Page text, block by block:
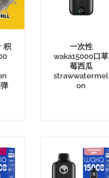
积
一次性
waka15000口草
莓西瓜
strawwatermel
on